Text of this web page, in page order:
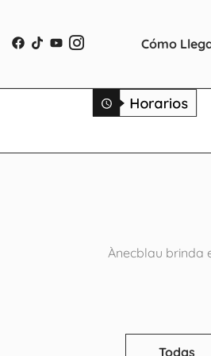
Cómo
Ànecblau brinda
Todas